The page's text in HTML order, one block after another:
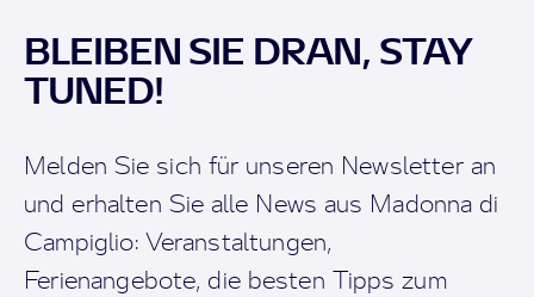
BLEIBEN SIE DRAN, STAY
TUNED!
Melden Sie sich für unseren Newsletter an
und erhalten Sie alle News aus Madonna di
Campiglio: Veranstaltungen,
Ferienangebote, die besten Tipps zum